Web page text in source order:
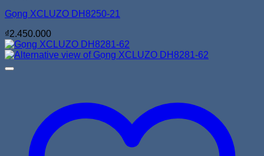
Gọng XCLUZO DH8250-21
₫2.450.000